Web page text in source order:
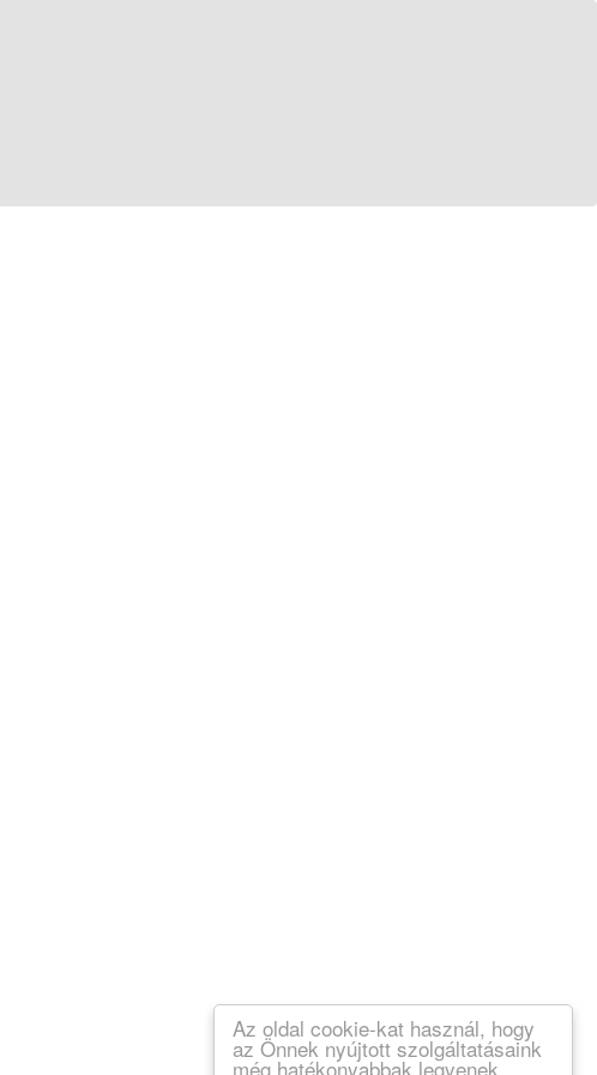
Az oldal cookie-kat használ, hogy
az Önnek nyújtott szolgáltatásaink
még hatékonyabbak legyenek.